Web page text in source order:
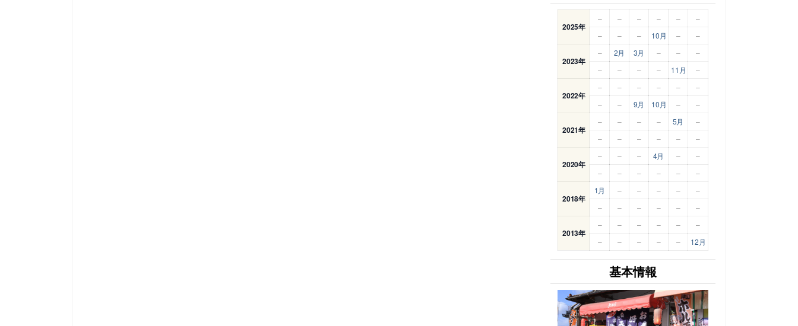
2025年
– – – – –
–
–
– – 10月 – –
2023年
– 2月 3月 – –
–
–
– – – 11月 –
2022年
– – – – –
–
–
– 9月 10月 – –
2021年
– – – – 5月
–
–
– – – – –
2020年
– – – 4月 –
–
–
– – – – –
2018年
1月 – – – –
–
–
– – – – –
2013年
– – – – –
–
–
– – – – 12月
基本情報